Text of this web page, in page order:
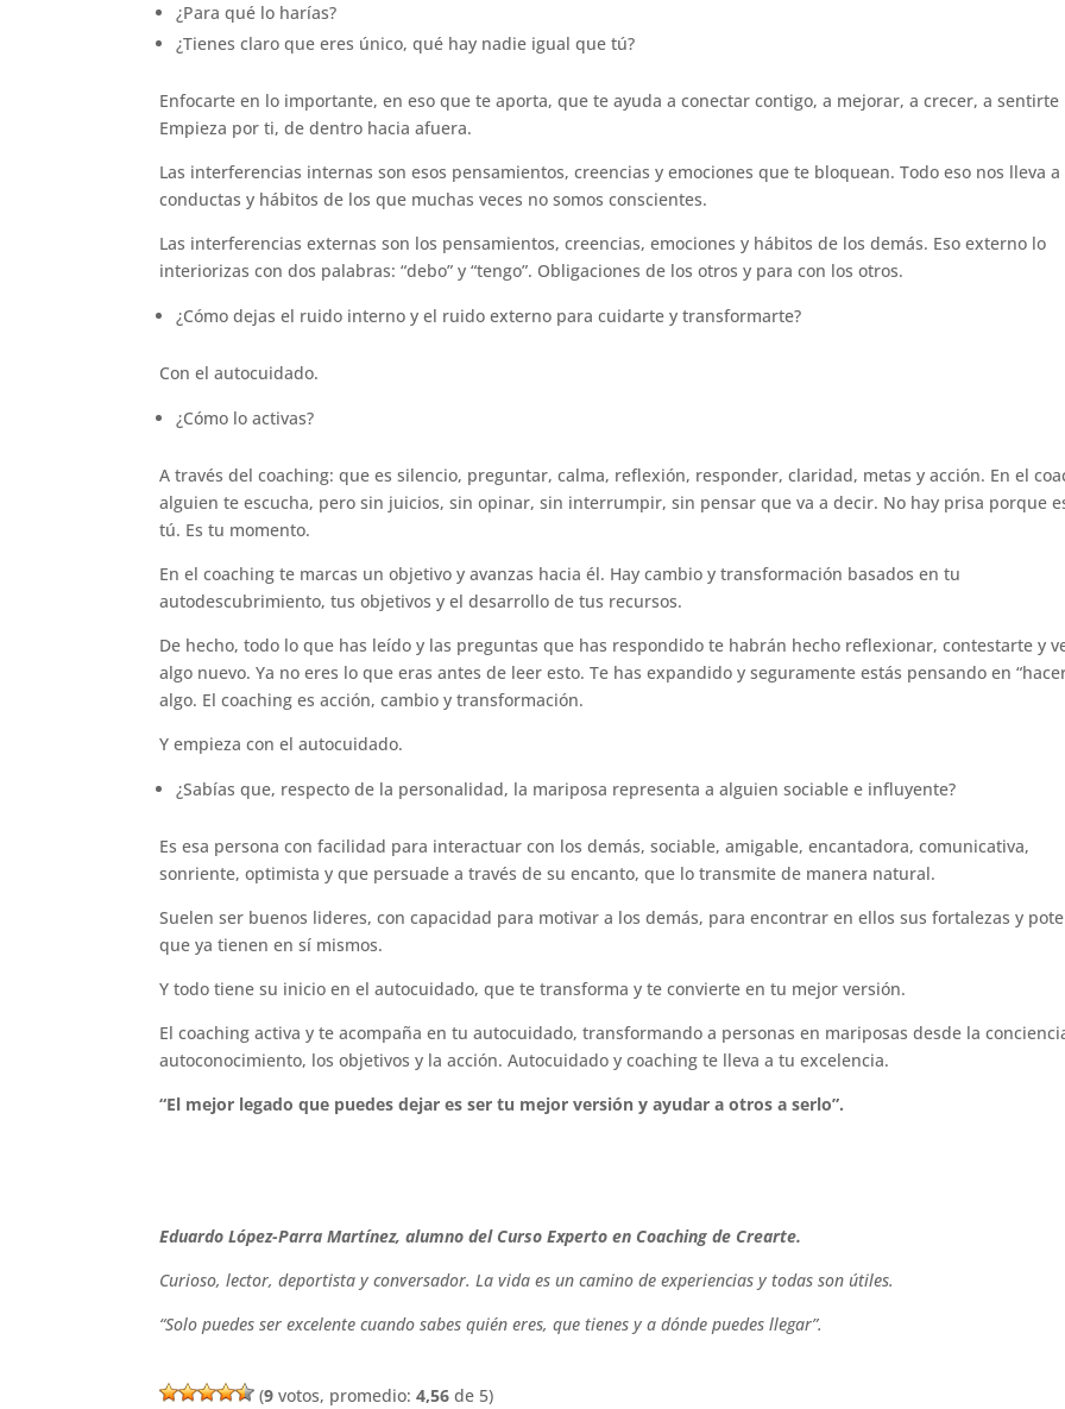
¿Para qué lo harías?
¿Tienes claro que eres único, qué hay nadie igual que tú?
Enfocarte en lo importante, en eso que te aporta, que te ayuda a conectar contigo, a mejorar, a crecer, a sentirte
Empieza por ti, de dentro hacia afuera.
Las interferencias internas son esos pensamientos, creencias y emociones que te bloquean. Todo eso nos lleva a
conductas y hábitos de los que muchas veces no somos conscientes.
Las interferencias externas son los pensamientos, creencias, emociones y hábitos de los demás. Eso externo lo
interiorizas con dos palabras: “debo” y “tengo”. Obligaciones de los otros y para con los otros.
¿Cómo dejas el ruido interno y el ruido externo para cuidarte y transformarte?
Con el autocuidado.
¿Cómo lo activas?
A través del coaching: que es silencio, preguntar, calma, reflexión, responder, claridad, metas y acción. En el
alguien te escucha, pero sin juicios, sin opinar, sin interrumpir, sin pensar que va a decir. No hay prisa porque
tú. Es tu momento.
En el coaching te marcas un objetivo y avanzas hacia él. Hay cambio y transformación basados en tu
autodescubrimiento, tus objetivos y el desarrollo de tus recursos.
De hecho, todo lo que has leído y las preguntas que has respondido te habrán hecho reflexionar, contestarte y
algo nuevo. Ya no eres lo que eras antes de leer esto. Te has expandido y seguramente estás pensando en
algo. El coaching es acción, cambio y transformación.
Y empieza con el autocuidado.
¿Sabías que, respecto de la personalidad, la mariposa representa a alguien sociable e influyente?
Es esa persona con facilidad para interactuar con los demás, sociable, amigable, encantadora, comunicativa,
sonriente, optimista y que persuade a través de su encanto, que lo transmite de manera natural.
Suelen ser buenos lideres, con capacidad para motivar a los demás, para encontrar en ellos sus fortalezas y
que ya tienen en sí mismos.
Y todo tiene su inicio en el autocuidado, que te transforma y te convierte en tu mejor versión.
El coaching activa y te acompaña en tu autocuidado, transformando a personas en mariposas desde la
autoconocimiento, los objetivos y la acción. Autocuidado y coaching te lleva a tu excelencia.
“El mejor legado que puedes dejar es ser tu mejor versión y ayudar a otros a serlo”.
Eduardo López-Parra Martínez, alumno del Curso Experto en Coaching de Crearte.
Curioso, lector, deportista y conversador. La vida es un camino de experiencias y todas son útiles.
“Solo puedes ser excelente cuando sabes quién eres, que tienes y a dónde puedes llegar”.
(9 votos, promedio:4,56 de 5)